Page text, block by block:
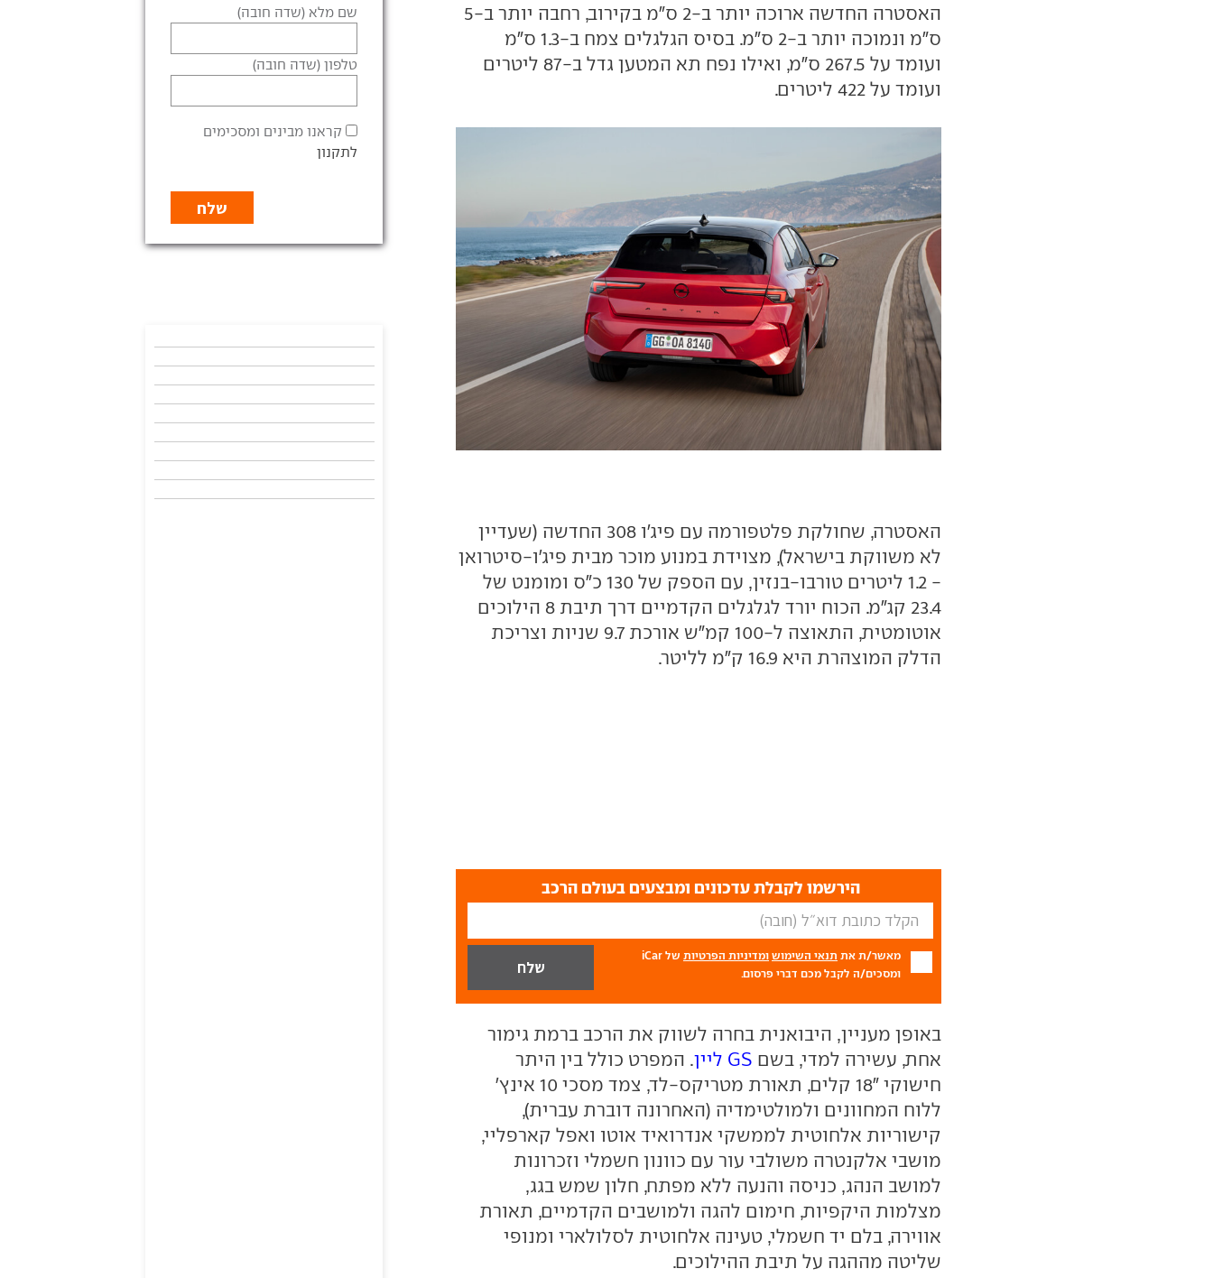
האסטרה החדשה ארוכה יותר ב-2 ס"מ בקירוב, רחבה יותר ב-5
ס"מ ונמוכה יותר ב-2 ס"מ. בסיס הגלגלים צמח ב-1.3 ס"מ
ועומד על 267.5 ס"מ, ואילו נפח תא המטען גדל ב-87 ליטרים
ועומד על 422 ליטרים.
האסטרה, שחולקת פלטפורמה עם פיג'ו 308 החדשה (שעדיין
לא משווקת בישראל), מצוידת במנוע מוכר מבית פיג'ו-סיטרואן
- 1.2 ליטרים טורבו-בנזין, עם הספק של 130 כ"ס ומומנט של
23.4 קג"מ. הכוח יורד לגלגלים הקדמיים דרך תיבת 8 הילוכים
אוטומטית, התאוצה ל-100 קמ"ש אורכת 9.7 שניות וצריכת
הדלק המוצהרת היא 16.9 ק"מ לליטר.
הירשמו לקבלת עדכונים ומבצעים בעולם הרכב
מאשר/ת את תנאי השימוש ומדיניות הפרטיות
של iCar
ומסכים/ה לקבל מכם דברי פרסום.
באופן מעניין, היבואנית בחרה לשווק את הרכב ברמת גימור
אחת, עשירה למדי, בשם GS ליין
. המפרט כולל בין היתר
חישוקי "18 קלים, תאורת מטריקס-לד, צמד מסכי 10 אינץ'
ללוח המחוונים ולמולטימדיה (האחרונה דוברת עברית),
קישוריות אלחוטית לממשקי אנדרואיד אוטו ואפל קארפליי,
מושבי אלקנטרה משולבי עור עם כוונון חשמלי וזכרונות
למושב הנהג, כניסה והנעה ללא מפתח, חלון שמש בגג,
מצלמות היקפיות, חימום להגה ולמושבים הקדמיים, תאורת
אווירה, בלם יד חשמלי, טעינה אלחוטית לסלולארי ומנופי
שליטה מההגה על תיבת ההילוכים.
שם מלא (שדה חובה)
טלפון (שדה חובה)
קראנו מבינים ומסכימים
לתקנון